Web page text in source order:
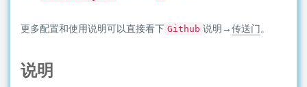
更多配置和使用说明可以直接看下 Github 说明→传送门。
说明